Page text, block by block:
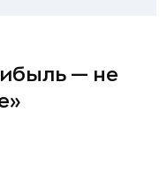
— не